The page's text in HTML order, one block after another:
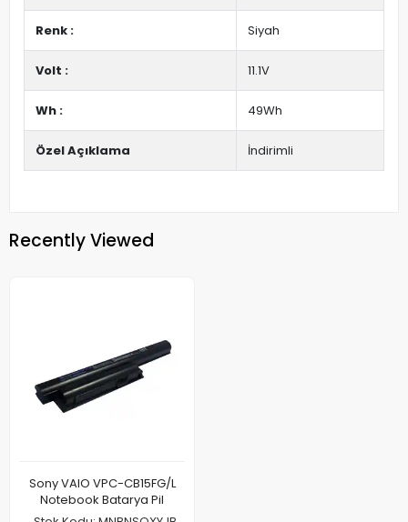
Renk : Siyah
Volt : 11.1V
Wh : 49Wh
Özel Açıklama İndirimli
Recently Viewed
Sony VAIO VPC-CB15FG/L
Notebook Batarya Pil